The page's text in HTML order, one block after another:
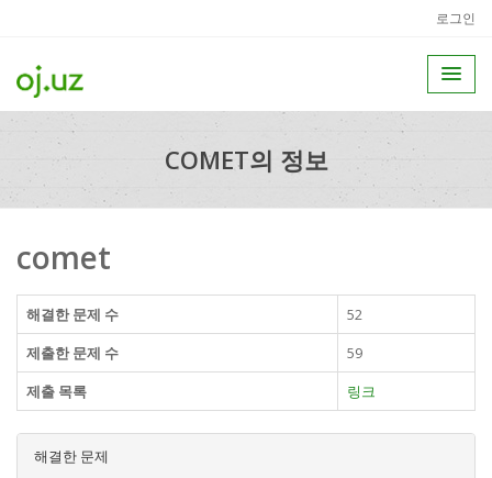
로그인
COMET의 정보
comet
해결한 문제 수
52
제출한 문제 수
59
제출 목록
링크
해결한 문제